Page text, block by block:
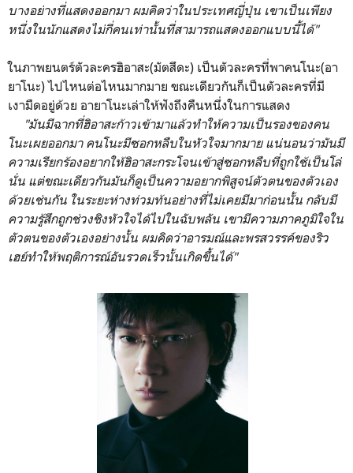
บางอย่างที่แสดงออกมา ผมคิดว่าในประเทศญี่ปุ่น เขาเป็นเพียง
หนึ่งในนักแสดงไม่กี่คนเท่านั้นที่สามารถแสดงออกแบบนี้ได้"
ในภาพยนตร์ตัวละครฮิอาสะ(มัตสึดะ) เป็นตัวละครที่พาคนโนะ(อา
ยาโนะ) ไปไหนต่อไหนมากมาย ขณะเดียวกันก็เป็นตัวละครที่มี
เงามืดอยู่ด้วย อายาโนะเล่าให้ฟังถึงคืนหนึ่งในการแสดง
"มันมีฉากที่ฮิอาสะก้าวเข้ามาแล้วทำให้ความเป็นรองของคน
โนะเผยออกมา คนโนะมีซอกหลืบในหัวใจมากมาย แน่นอนว่ามันมี
ความเรียกร้องอยากให้ฮิอาสะกระโจนเข้าสู่ซอกหลืบที่ถูกใช้เป็นโล่
นั่น แต่ขณะเดียวกันมันก็ดูเป็นความอยากพิสูจน์ตัวตนของตัวเอง
ด้วยเช่นกัน ในระยะห่างท่วมท้นอย่างที่ไม่เคยมีมาก่อนนั้น กลับมี
ความรู้สึกถูกช่วงชิงหัวใจได้ไปในฉับพลัน เขามีความภาคภูมิใจใน
ตัวตนของตัวเองอย่างนั้น ผมคิดว่าอารมณ์และพรสวรรค์ของริว
เฮย์ทำให้พฤติการณ์อันรวดเร็วนั้นเกิดขึ้่นได้"